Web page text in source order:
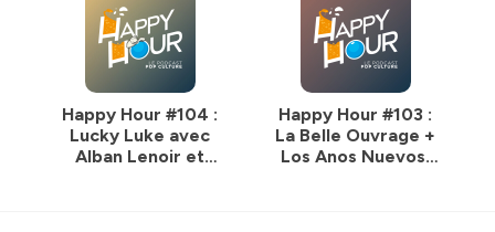
Happy Hour #104 :
Lucky Luke avec
Alban Lenoir et
Happy Hour #103 :
La Belle Ouvrage +
Los Anos Nuevos,